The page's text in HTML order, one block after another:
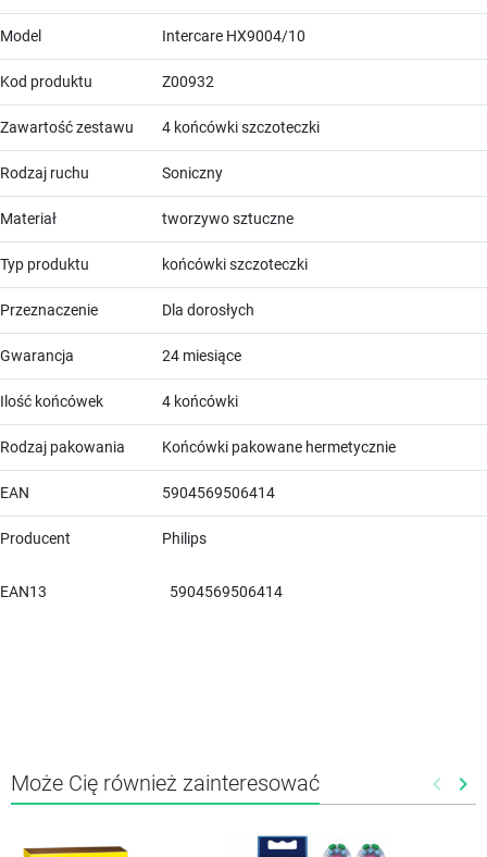
Model Intercare HX9004/10
Kod produktu Z00932
Zawartość zestawu 4 końcówki szczoteczki
Rodzaj ruchu Soniczny
Materiał tworzywo sztuczne
Typ produktu końcówki szczoteczki
Przeznaczenie Dla dorosłych
Gwarancja 24 miesiące
Ilość końcówek 4 końcówki
Rodzaj pakowania Końcówki pakowane hermetycznie
EAN 5904569506414
Producent Philips
EAN13 5904569506414
Może Cię również zainteresować keyboard_arrow_left keyboard_arrow_right